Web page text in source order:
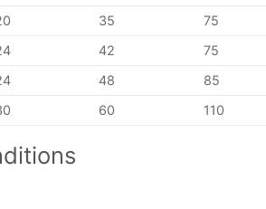
35 75
42 75
48 85
60 110